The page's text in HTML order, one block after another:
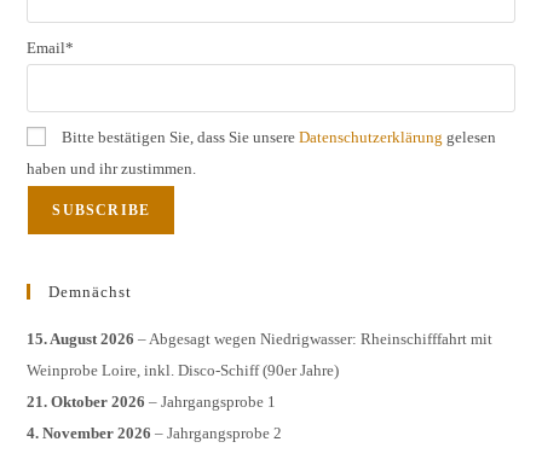
Email*
Bitte bestätigen Sie, dass Sie unsereDatenschutzerklärung gelesen
haben und ihr zustimmen.
Demnächst
15. August 2026 – Abgesagt wegen Niedrigwasser: Rheinschifffahrt mit
Weinprobe Loire, inkl. Disco-Schiff (90er Jahre)
21. Oktober 2026 – Jahrgangsprobe 1
4. November 2026 – Jahrgangsprobe 2